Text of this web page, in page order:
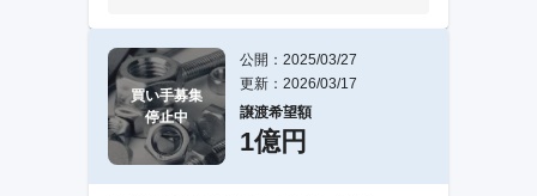
買い手募集
停止中
公開：2025/03/27
更新：2026/03/17
譲渡希望額
1億円